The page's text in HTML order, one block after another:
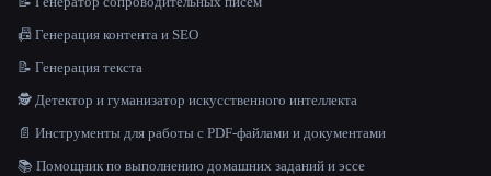
📠 Генерация контента и SEO
📝 Генерация текста
🕵️ Детектор и гуманизатор искусственного интеллекта
📄 Инструменты для работы с PDF-файлами и документами
📚 Помощник по выполнению домашних заданий и эссе